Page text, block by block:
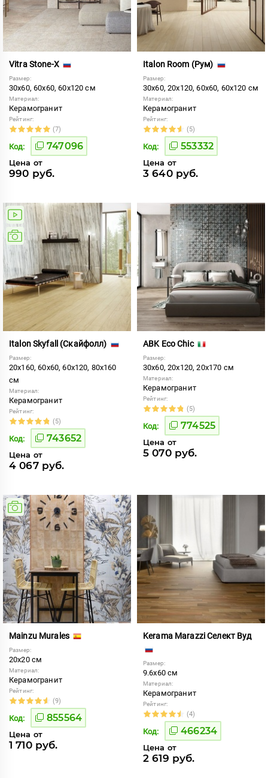
Vitra Stone-X
Размер:
30x60, 60x60, 60x120 см
Материал:
Керамогранит
Рейтинг:
(7)
Код: 747096
Цена от
990 руб.
Italon Room (Рум)
Размер:
30x60, 20x120, 60x60, 60x120 см
Материал:
Керамогранит
Рейтинг:
(5)
Код: 553332
Цена от
3 640 руб.
Italon Skyfall (Скайфолл)
Размер:
20x160, 60x60, 60x120, 80x160
см
Материал:
Керамогранит
Рейтинг:
(5)
Код: 743652
Цена от
4 067 руб.
ABK Eco Chic
Размер:
30x60, 20x120, 20x170 см
Материал:
Керамогранит
Рейтинг:
(5)
Код: 774525
Цена от
5 070 руб.
Mainzu Murales
Размер:
20x20 см
Материал:
Керамогранит
Рейтинг:
(9)
Код: 855564
Цена от
1 710 руб.
Kerama Marazzi Селект Вуд
Размер:
9.6x60 см
Материал:
Керамогранит
Рейтинг:
(4)
Код: 466234
Цена от
2 619 руб.